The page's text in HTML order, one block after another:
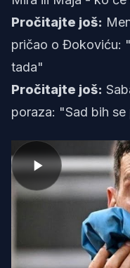
Pročitajte još:
pričao o Đokoviću:
tada"
Pročitajte još:
poraza: "Sad bih